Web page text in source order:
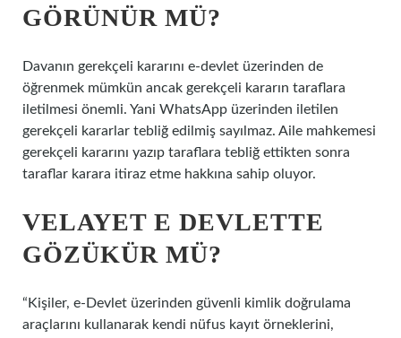
GÖRÜNÜR MÜ?
Davanın gerekçeli kararını e-devlet üzerinden de
öğrenmek mümkün ancak gerekçeli kararın taraflara
iletilmesi önemli. Yani WhatsApp üzerinden iletilen
gerekçeli kararlar tebliğ edilmiş sayılmaz. Aile mahkemesi
gerekçeli kararını yazıp taraflara tebliğ ettikten sonra
taraflar karara itiraz etme hakkına sahip oluyor.
VELAYET E DEVLETTE
GÖZÜKÜR MÜ?
“Kişiler, e-Devlet üzerinden güvenli kimlik doğrulama
araçlarını kullanarak kendi nüfus kayıt örneklerini,